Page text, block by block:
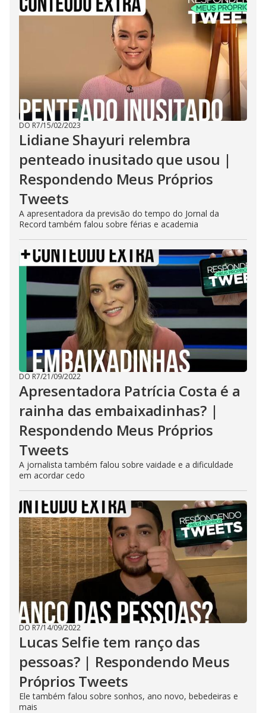
DO R7/15/02/2023
Lidiane Shayuri relembra
penteado inusitado que usou |
Respondendo Meus Próprios
Tweets
A apresentadora da previsão do tempo do Jornal da
Record também falou sobre férias e academia
DO R7/21/09/2022
Apresentadora Patrícia Costa é a
rainha das embaixadinhas? |
Respondendo Meus Próprios
Tweets
A jornalista também falou sobre vaidade e a dificuldade
em acordar cedo
DO R7/14/09/2022
Lucas Selfie tem ranço das
pessoas? | Respondendo Meus
Próprios Tweets
Ele também falou sobre sonhos, ano novo, bebedeiras e
mais